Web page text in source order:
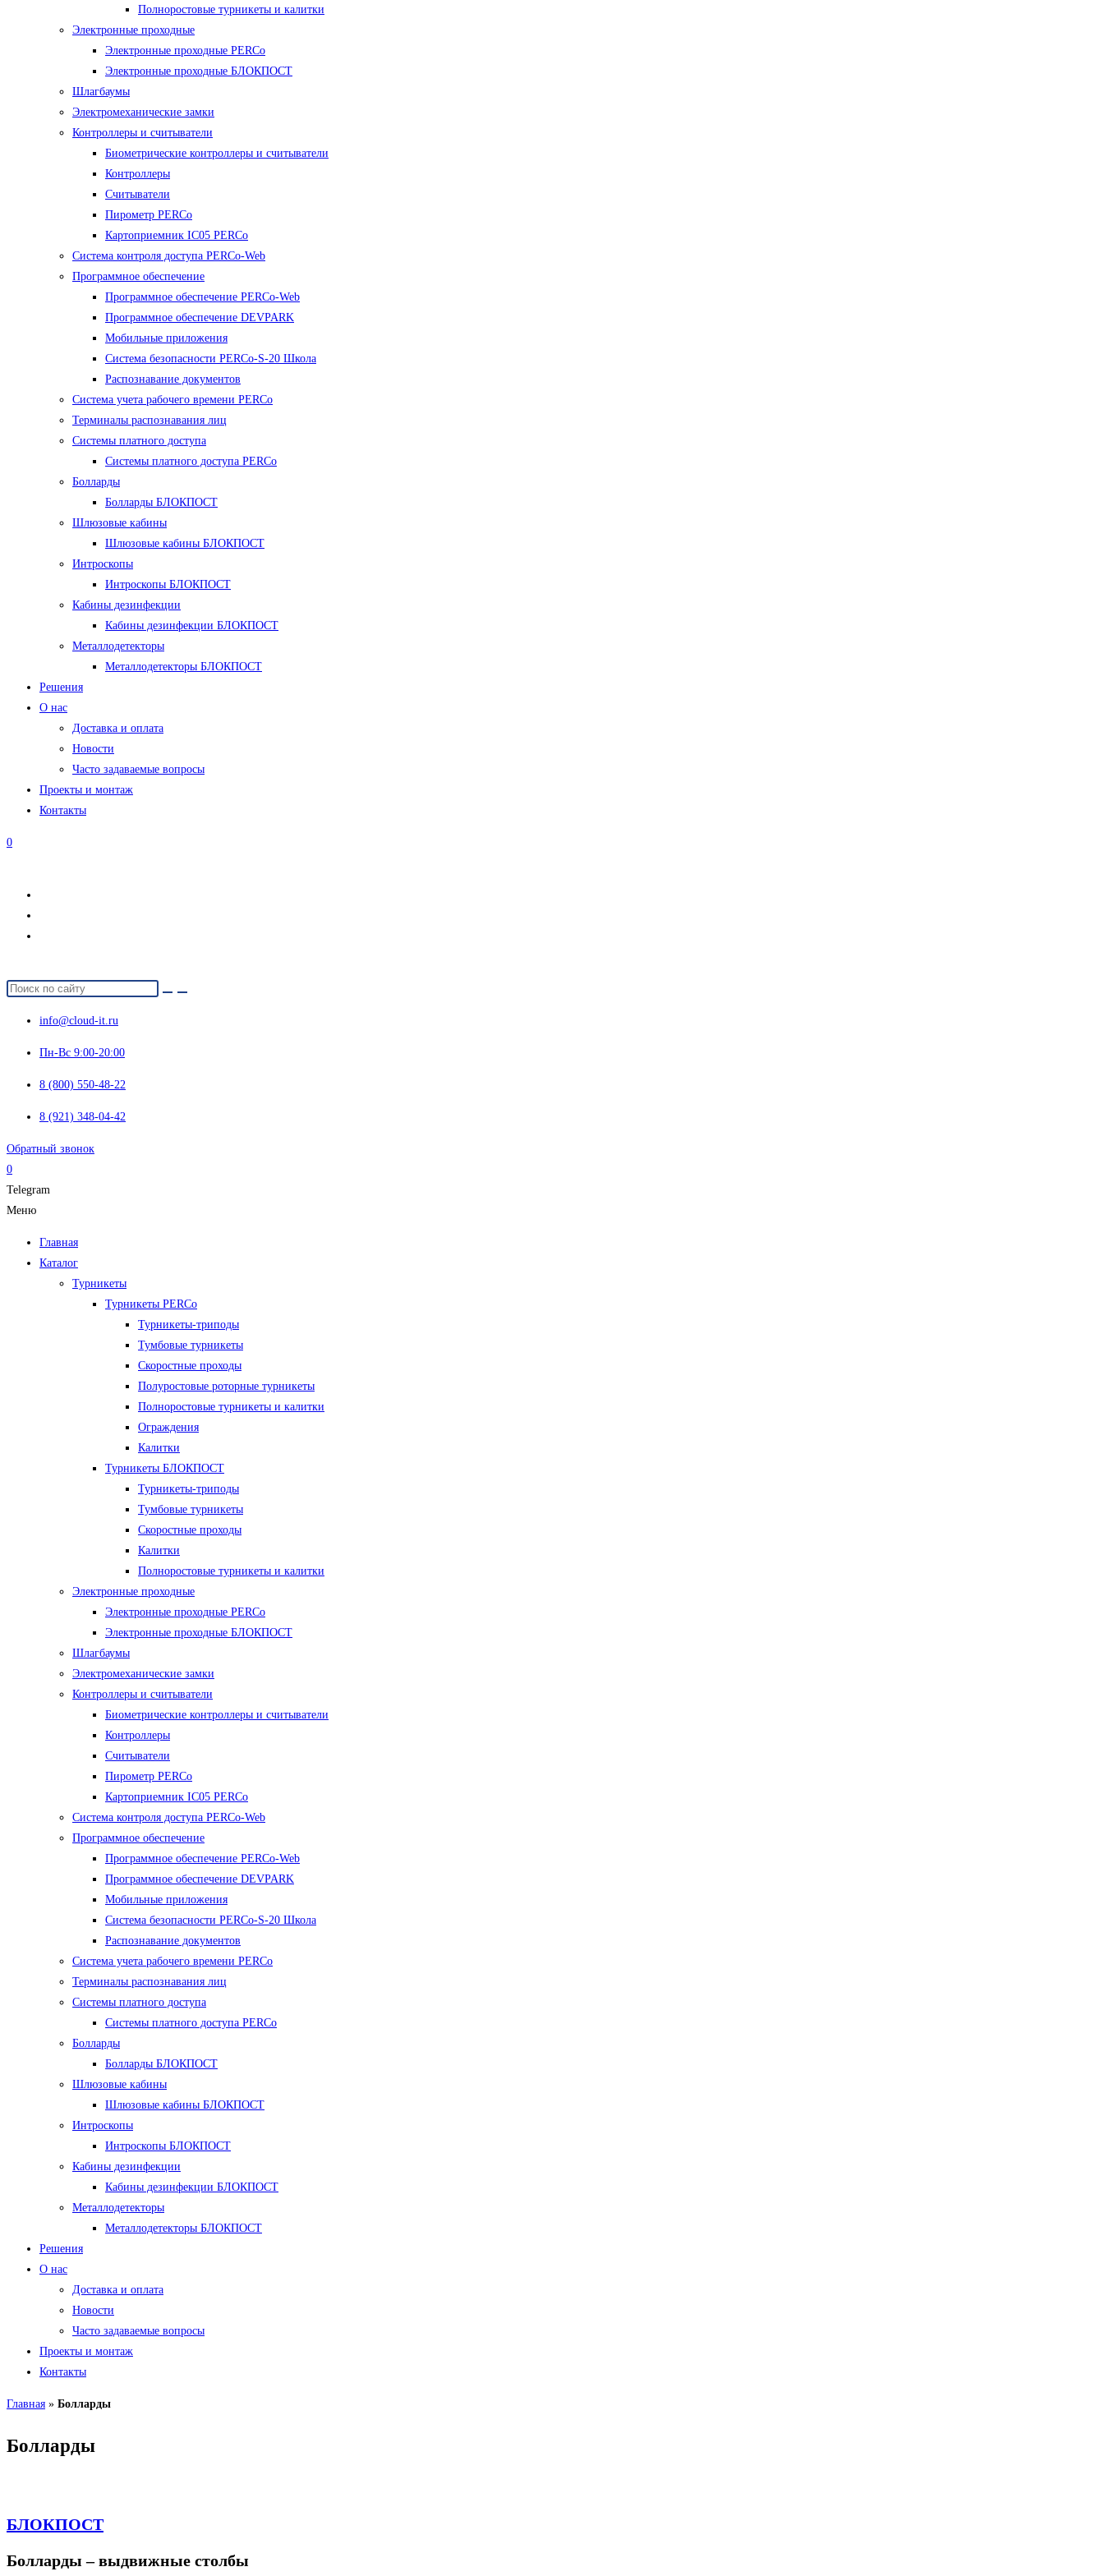
Полноростовые турникеты и калитки
Электронные проходные
Электронные проходные PERCo
Электронные проходные БЛОКПОСТ
Шлагбаумы
Электромеханические замки
Контроллеры и считыватели
Биометрические контроллеры и считыватели
Контроллеры
Считыватели
Пирометр PERCo
Картоприемник IC05 PERCo
Система контроля доступа PERCo-Web
Программное обеспечение
Программное обеспечение PERCo-Web
Программное обеспечение DEVPARK
Мобильные приложения
Система безопасности PERCo-S-20 Школа
Распознавание документов
Система учета рабочего времени PERCo
Терминалы распознавания лиц
Cистемы платного доступа
Системы платного доступа PERCo
Болларды
Болларды БЛОКПОСТ
Шлюзовые кабины
Шлюзовые кабины БЛОКПОСТ
Интроскопы
Интроскопы БЛОКПОСТ
Кабины дезинфекции
Кабины дезинфекции БЛОКПОСТ
Металлодетекторы
Металлодетекторы БЛОКПОСТ
Решения
О нас
Доставка и оплата
Новости
Часто задаваемые вопросы
Проекты и монтаж
Контакты
0
info@cloud-it.ru
Пн-Вс 9:00-20:00
8 (800) 550-48-22
8 (921) 348-04-42
Обратный звонок
0
Telegram
Меню
Главная
Каталог
Турникеты
Турникеты PERCo
Турникеты-триподы
Тумбовые турникеты
Скоростные проходы
Полуростовые роторные турникеты
Полноростовые турникеты и калитки
Ограждения
Калитки
Турникеты БЛОКПОСТ
Турникеты-триподы
Тумбовые турникеты
Скоростные проходы
Калитки
Полноростовые турникеты и калитки
Электронные проходные
Электронные проходные PERCo
Электронные проходные БЛОКПОСТ
Шлагбаумы
Электромеханические замки
Контроллеры и считыватели
Биометрические контроллеры и считыватели
Контроллеры
Считыватели
Пирометр PERCo
Картоприемник IC05 PERCo
Система контроля доступа PERCo-Web
Программное обеспечение
Программное обеспечение PERCo-Web
Программное обеспечение DEVPARK
Мобильные приложения
Система безопасности PERCo-S-20 Школа
Распознавание документов
Система учета рабочего времени PERCo
Терминалы распознавания лиц
Cистемы платного доступа
Системы платного доступа PERCo
Болларды
Болларды БЛОКПОСТ
Шлюзовые кабины
Шлюзовые кабины БЛОКПОСТ
Интроскопы
Интроскопы БЛОКПОСТ
Кабины дезинфекции
Кабины дезинфекции БЛОКПОСТ
Металлодетекторы
Металлодетекторы БЛОКПОСТ
Решения
О нас
Доставка и оплата
Новости
Часто задаваемые вопросы
Проекты и монтаж
Контакты
Главная » Болларды
Болларды
БЛОКПОСТ
Болларды – выдвижные столбы